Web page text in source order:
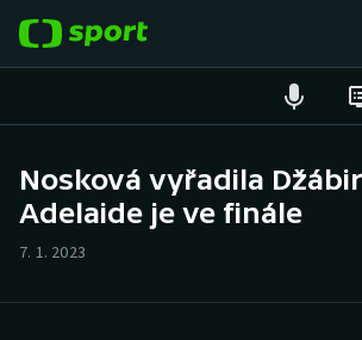
Hokej
Nosková vyřadila
Adelaide je ve finále
7. 1. 2023